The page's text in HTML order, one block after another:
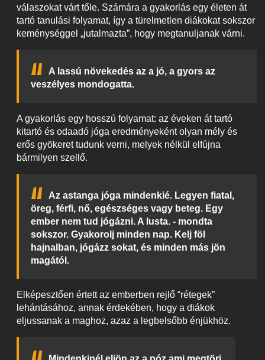
válaszokat várt tőle. Számára a gyakorlás egy életen át
tartó tanulási folyamat, így a türelmetlen diákokat sokszor
keménységgel „jutalmazta”, hogy megtanuljanak várni.
A lassú növekedés az a jó, a gyors az
veszélyes mondogatta.
A gyakorlás egy hosszú folyamat: az éveken át tartó
kitartó és odaadó jóga eredményeként olyan mély és
erős gyökeret tudunk verni, melyek nélkül elfújna
bármilyen szellő.
Az astanga jóga mindenkié. Legyen fiatal,
öreg, férfi, nő, egészséges vagy beteg. Egy
ember nem tud jógázni. A lusta. - mondta
sokszor. Gyakorolj minden nap. Kelj föl
hajnalban, jógázz sokat, és minden más jön
magától.
Elképesztően értett az emberben rejlő “rétegek”
lehántásához, annak érdekében, hogy a diákok
eljussanak a maghoz, azaz a legbelsőbb énjükhöz.